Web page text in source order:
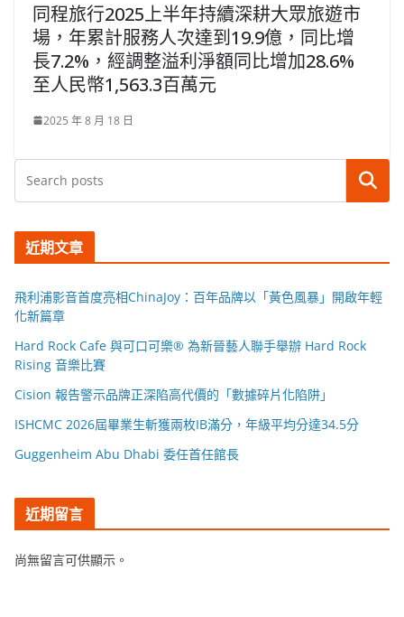
同程旅行2025上半年持續深耕大眾旅遊市
場，年累計服務人次達到19.9億，同比增
長7.2%，經調整溢利淨額同比增加28.6%
至人民幣1,563.3百萬元
2025 年 8 月 18 日
搜尋
近期文章
飛利浦影音首度亮相ChinaJoy：百年品牌以「黃色風暴」開啟年輕
化新篇章
Hard Rock Cafe 與可口可樂® 為新晉藝人聯手舉辦 Hard Rock
Rising 音樂比賽
Cision 報告警示品牌正深陷高代價的「數據碎片化陷阱」
ISHCMC 2026屆畢業生斬獲兩枚IB滿分，年級平均分達34.5分
Guggenheim Abu Dhabi 委任首任館長
近期留言
尚無留言可供顯示。